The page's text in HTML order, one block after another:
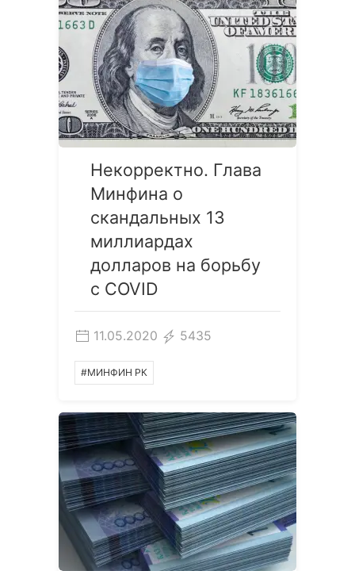
Некорректно. Глава
Минфина о
скандальных 13
миллиардах
долларов на борьбу
с COVID
11.05.2020 5435
#МИНФИН РК